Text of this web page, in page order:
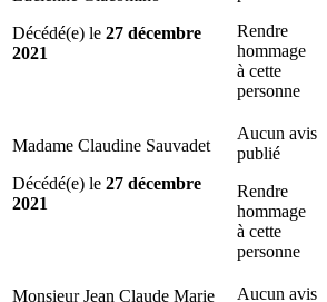
Décédé(e) le 27 décembre
2021
Rendre
hommage
à cette
personne
Madame Claudine Sauvadet
Décédé(e) le 27 décembre
2021
Aucun avis
publié
Rendre
hommage
à cette
personne
Monsieur Jean Claude Marie
Aucun avis